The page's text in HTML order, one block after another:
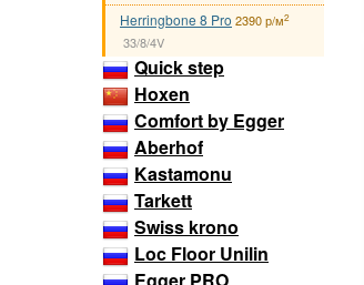
Herringbone 8 Pro 2390 р/м2
33/8/4V
Quick step
Hoxen
Comfort by Egger
Aberhof
Kastamonu
Tarkett
Swiss krono
Loc Floor Unilin